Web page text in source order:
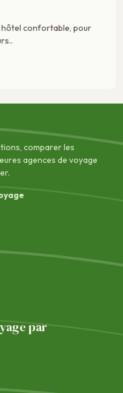
hôtel confortable, pour
comparer les
agences de voyage
par